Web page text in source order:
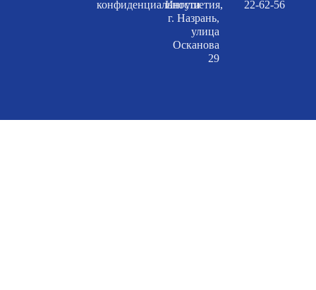
конфиденциальности
Ингушетия,
г. Назрань,
улица
Осканова
29
22-62-56